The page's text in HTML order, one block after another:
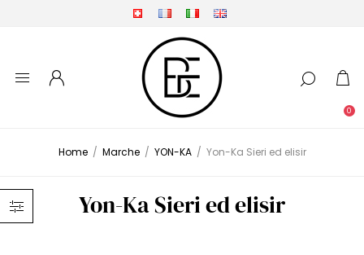
0
Home / Marche / YON-KA / Yon-Ka Sieri ed elisir
Yon-Ka Sieri ed elisir